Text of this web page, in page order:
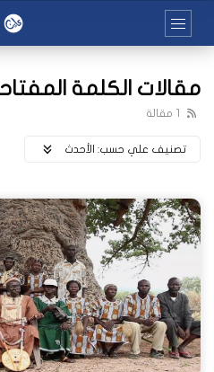
مقالات الكلمة
1 مقالة
تصنيف علي حسب: اﻷحدث